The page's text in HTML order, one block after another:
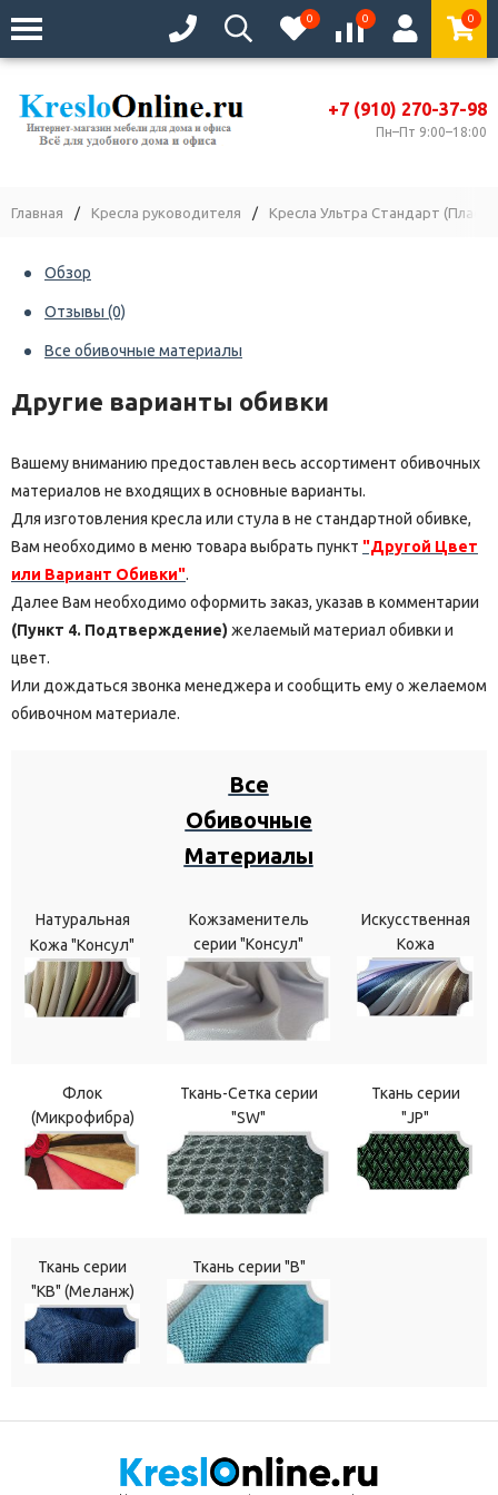
0 0 0
+7 (910) 270-37-98
Пн–Пт 9:00–18:00
Главная / Кресла руководителя / Кресла Ультра Стандарт
Обзор
Отзывы (0)
Все обивочные материалы
Другие варианты обивки
Вашему вниманию предоставлен весь ассортимент обивочных
материалов не входящих в основные варианты.
Для изготовления кресла или стула в не стандартной обивке,
Вам необходимо в меню товара выбрать пункт "Другой Цвет
или Вариант Обивки".
Далее Вам необходимо оформить заказ, указав в комментарии
(Пункт 4. Подтверждение) желаемый материал обивки и
цвет.
Или дождаться звонка менеджера и сообщить ему о желаемом
обивочном материале.
Все
Обивочные
Материалы
Натуральная
Кожа "Консул"
Кожзаменитель
серии "Консул"
Искусственная
Кожа
Флок
(Микрофибра)
Ткань-Сетка серии
"SW"
Ткань серии
"JP"
Ткань серии
"КВ" (Меланж)
Ткань серии "В"